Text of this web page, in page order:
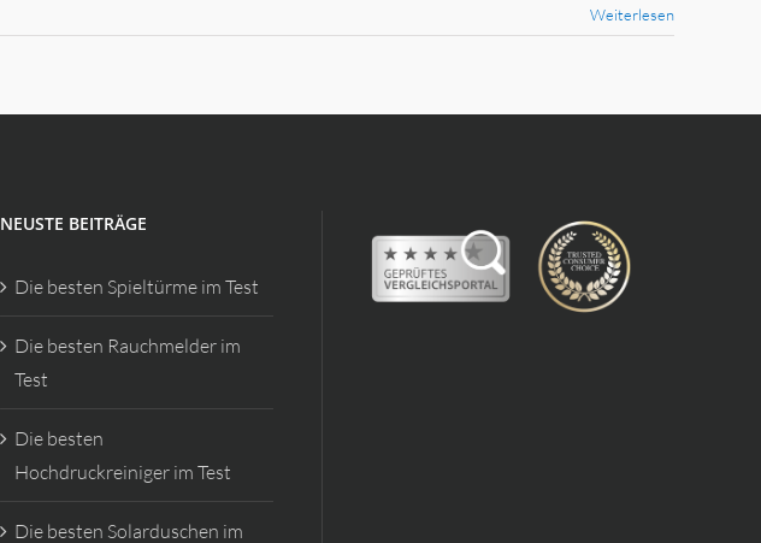
Weiterlesen
NEUSTE BEITRÄGE
Die besten Spieltürme im Test
Die besten Rauchmelder im
Test
Die besten
Hochdruckreiniger im Test
Die besten Solarduschen im